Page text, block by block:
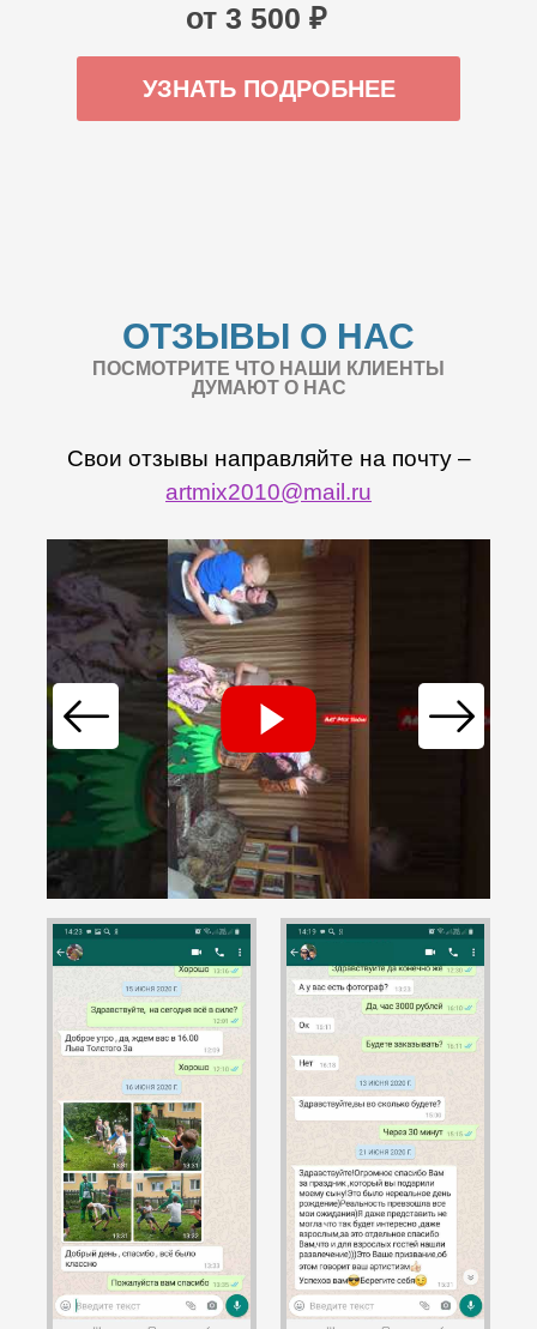
от 3 500 ₽
УЗНАТЬ ПОДРОБНЕЕ
ОТЗЫВЫ О НАС
ПОСМОТРИТЕ ЧТО НАШИ КЛИЕНТЫ
ДУМАЮТ О НАС
Свои отзывы направляйте на почту –
artmix2010@mail.ru